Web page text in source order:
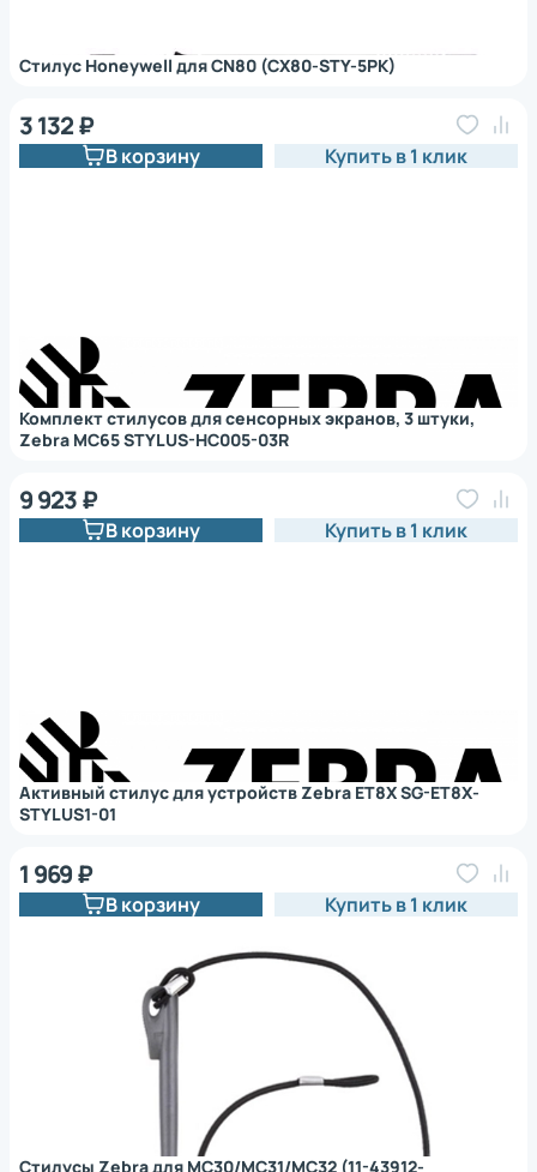
Стилус Honeywell для CN80 (CX80-STY-5PK)
Комплект стилусов для сенсорных экранов, 3 штуки,
Zebra MC65 STYLUS-HC005-03R
3 132 ₽
В корзину Купить в 1 клик
Активный стилус для устройств Zebra ET8X SG-ET8X-
STYLUS1-01
9 923 ₽
В корзину Купить в 1 клик
Стилусы Zebra для MC30/MC31/MC32 (11-43912-
1 969 ₽
В корзину Купить в 1 клик